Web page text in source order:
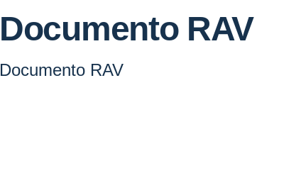
Documento RAV
Documento RAV